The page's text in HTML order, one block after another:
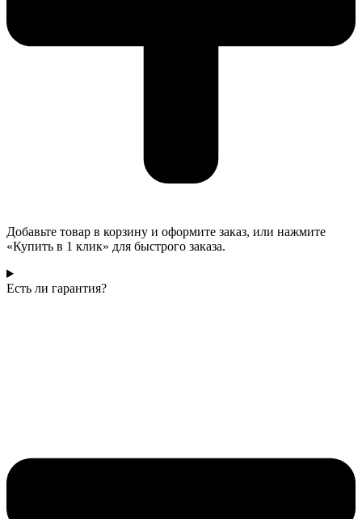
Добавьте товар в корзину и оформите заказ, или нажмите
«Купить в 1 клик» для быстрого заказа.
Есть ли гарантия?